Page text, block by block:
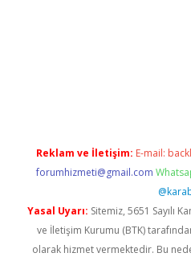
Reklam ve İletişim: E-mail:
forumhizmeti@gmail.com
Yasal Uyarı: Sitemiz, 5651 Sayılı
ve İletişim Kurumu (BTK)
olarak hizmet vermektedir. Bu